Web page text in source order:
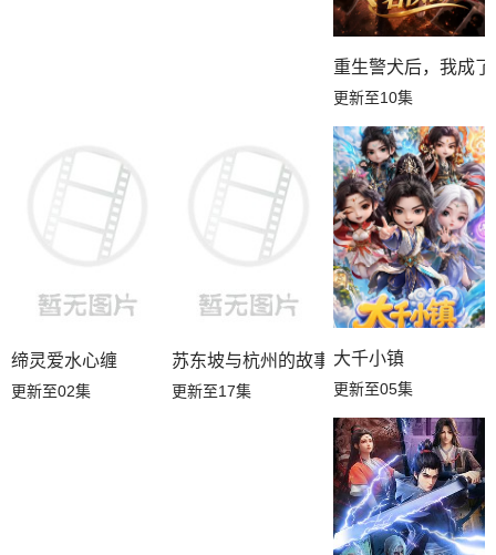
重生警犬后，我成
更新至10集
缔灵爱水心缠
更新至02集
苏东坡与杭州的故事
更新至17集
大千小镇
更新至05集